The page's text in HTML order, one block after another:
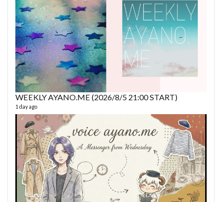
WEEKLY AYANO.ME (2026/8/5 21:00 START)
1 day ago